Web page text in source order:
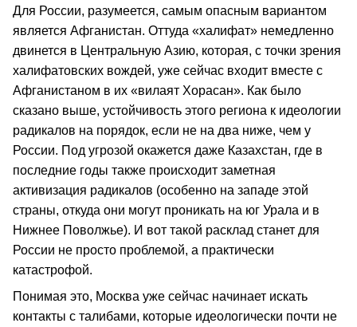
Для России, разумеется, самым опасным вариантом
является Афганистан. Оттуда «халифат» немедленно
двинется в Центральную Азию, которая, с точки зрения
халифатовских вождей, уже сейчас входит вместе с
Афганистаном в их «вилаят Хорасан». Как было
сказано выше, устойчивость этого региона к идеологии
радикалов на порядок, если не на два ниже, чем у
России. Под угрозой окажется даже Казахстан, где в
последние годы также происходит заметная
активизация радикалов (особенно на западе этой
страны, откуда они могут проникать на юг Урала и в
Нижнее Поволжье). И вот такой расклад станет для
России не просто проблемой, а практически
катастрофой.
Понимая это, Москва уже сейчас начинает искать
контакты с талибами, которые идеологически почти не